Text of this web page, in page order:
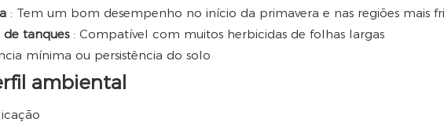
: Tem um bom desempenho no início da primavera e nas regiões mais
de tanques : Compatível com muitos herbicidas de folhas largas
mínima ou persistência do solo
ambiental